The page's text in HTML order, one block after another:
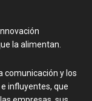
la alimentan.
comunicación y los
influyentes, que